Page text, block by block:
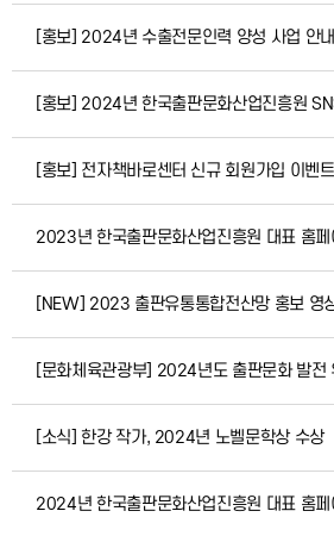
[홍보] 2024년 수출전문인력 양성 사업 안내
[소식] 한강 작가, 2024년 노벨문학상 수상